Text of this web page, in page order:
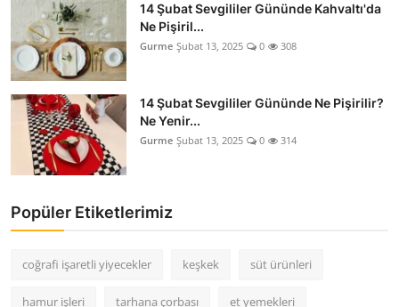
14 Şubat Sevgililer Gününde Kahvaltı'da
Ne Pişiril...
Gurme Şubat 13, 2025 0 308
14 Şubat Sevgililer Gününde Ne Pişirilir?
Ne Yenir...
Gurme Şubat 13, 2025 0 314
Popüler Etiketlerimiz
coğrafi işaretli yiyecekler keşkek süt ürünleri
hamur işleri tarhana çorbası et yemekleri